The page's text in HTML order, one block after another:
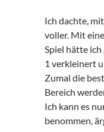
Ich dachte,
voller. Mit
Spiel hätte
1 verkleinert
Zumal die
Bereich
Ich kann es
benommen,